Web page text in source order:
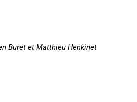
Buret et Matthieu Henkinet